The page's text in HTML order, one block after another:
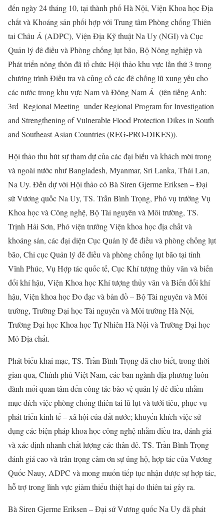
đến ngày 24 tháng 10, tại thành phố Hà Nội, Viện Khoa học Địa
chất và Khoáng sản phối hợp với Trung tâm Phòng chống Thiên
tai Châu Á (ADPC), Viện Địa Kỹ thuật Na Uy (NGI) và Cục
Quản lý đê điều và Phòng chống lụt bão, Bộ Nông nghiệp và
Phát triển nông thôn đã tổ chức Hội thảo khu vực lần thứ 3 trong
chương trình Điều tra và củng cố các đê chống lũ xung yếu cho
các nước trong khu vực Nam và Đông Nam Á (tên tiếng Anh:
3rd Regional Meeting under Regional Program for Investigation
and Strengthening of Vulnerable Flood Protection Dikes in South
and Southeast Asian Countries (REG-PRO-DIKES)).
Hội thảo thu hút sự tham dự của các đại biểu và khách mời trong
và ngoài nước như Bangladesh, Myanmar, Sri Lanka, Thái Lan,
Na Uy. Đến dự với Hội thảo có Bà Siren Gjerme Eriksen – Đại
sứ Vương quốc Na Uy, TS. Trần Bình Trọng, Phó vụ trưởng Vụ
Khoa học và Công nghệ, Bộ Tài nguyên và Môi trường, TS.
Trịnh Hải Sơn, Phó viện trưởng Viện khoa học địa chất và
khoáng sản, các đại diện Cục Quản lý đê điều và phòng chống lụt
bão, Chi cục Quản lý đê điều và phòng chống lụt bão tại tỉnh
Vĩnh Phúc, Vụ Hợp tác quốc tế, Cục Khí tượng thủy văn và biến
đổi khí hậu, Viện Khoa học Khí tượng thủy văn và Biến đổi khí
hậu, Viện khoa học Đo đạc và bản đồ – Bộ Tài nguyên và Môi
trường, Trường Đại học Tài nguyên và Môi trường Hà Nội,
Trường Đại học Khoa học Tự Nhiên Hà Nội và Trường Đại học
Mỏ Địa chất.
Phát biểu khai mạc, TS. Trần Bình Trọng đã cho biết, trong thời
gian qua, Chính phủ Việt Nam, các ban ngành địa phương luôn
dành mối quan tâm đến công tác bảo vệ quản lý đê điều nhằm
mục đích việc phòng chống thiên tai lũ lụt và tưới tiêu, phục vụ
phát triển kinh tế – xã hội của đất nước; khuyến khích việc sử
dụng các biện pháp khoa học công nghệ nhằm điều tra, đánh giá
và xác định nhanh chất lượng các thân đê. TS. Trần Bình Trọng
đánh giá cao và trân trọng cảm ơn sự ủng hộ, hợp tác của Vương
Quốc Nauy, ADPC và mong muốn tiếp tục nhận được sự hợp tác,
hỗ trợ trong lĩnh vực giảm thiểu thiệt hại do thiên tai gây ra.
Bà Siren Gjerme Eriksen – Đại sứ Vương quốc Na Uy đã phát